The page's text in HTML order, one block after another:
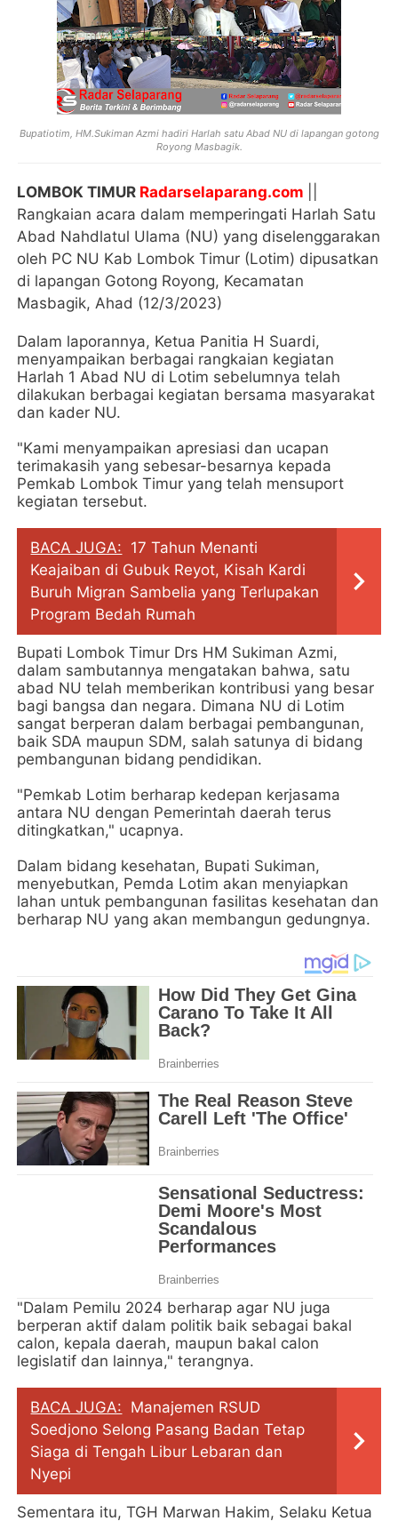
Bupatiotim, HM.Sukiman Azmi hadiri Harlah satu Abad NU di lapangan gotong
Royong Masbagik.
LOMBOK TIMUR Radarselaparang.com
Rangkaian acara dalam memperingati Harlah Satu
Abad Nahdlatul Ulama (NU) yang diselenggarakan
oleh PC NU Kab Lombok Timur (Lotim) dipusatkan
di lapangan Gotong Royong, Kecamatan
Masbagik, Ahad (12/3/2023)
Dalam laporannya, Ketua Panitia H Suardi,
menyampaikan berbagai rangkaian kegiatan
Harlah 1 Abad NU di Lotim sebelumnya telah
dilakukan berbagai kegiatan bersama masyarakat
dan kader NU.
"Kami menyampaikan apresiasi dan ucapan
terimakasih yang sebesar-besarnya kepada
Pemkab Lombok Timur yang telah mensuport
kegiatan tersebut.
BACA JUGA: 17 Tahun Menanti
Keajaiban di Gubuk Reyot, Kisah Kardi
Buruh Migran Sambelia yang Terlupakan
Program Bedah Rumah
Bupati Lombok Timur Drs HM Sukiman Azmi,
dalam sambutannya mengatakan bahwa, satu
abad NU telah memberikan kontribusi yang besar
bagi bangsa dan negara. Dimana NU di Lotim
sangat berperan dalam berbagai pembangunan,
baik SDA maupun SDM, salah satunya di bidang
pembangunan bidang pendidikan.
"Pemkab Lotim berharap kedepan kerjasama
antara NU dengan Pemerintah daerah terus
ditingkatkan," ucapnya.
Dalam bidang kesehatan, Bupati Sukiman,
menyebutkan, Pemda Lotim akan menyiapkan
lahan untuk pembangunan fasilitas kesehatan dan
berharap NU yang akan membangun gedungnya.
"Dalam Pemilu 2024 berharap agar NU juga
berperan aktif dalam politik baik sebagai bakal
calon, kepala daerah, maupun bakal calon
legislatif dan lainnya," terangnya.
BACA JUGA: Manajemen RSUD
Soedjono Selong Pasang Badan Tetap
Siaga di Tengah Libur Lebaran dan
Nyepi
Sementara itu, TGH Marwan Hakim, Selaku Ketua